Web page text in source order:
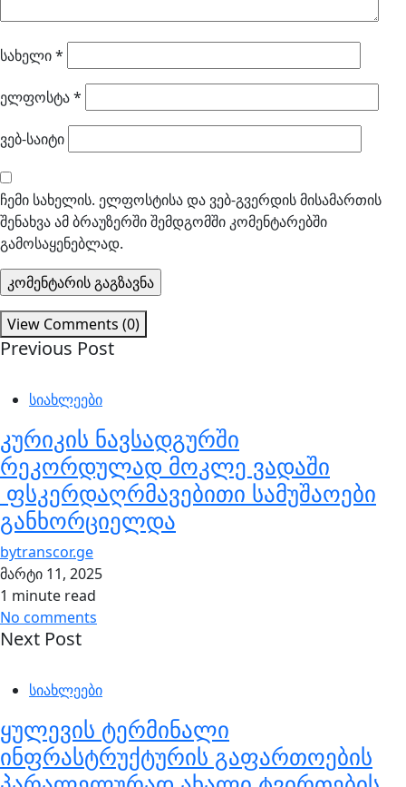
სახელი*
ელფოსტა*
ვებ-საიტი
ჩემი სახელის. ელფოსტისა და ვებ-გვერდის მისამართის
შენახვა ამ ბრაუზერში შემდგომში კომენტარებში
გამოსაყენებლად.
View Comments (0)
Previous Post
სიახლეები
კურიკის ნავსადგურში
რეკორდულად მოკლე ვადაში
ფსკერდაღრმავებითი სამუშაოები
განხორციელდა
bytranscor.ge
მარტი 11, 2025
1 minute read
No comments
Next Post
სიახლეები
ყულევის ტერმინალი
ინფრასტრუქტურის გაფართოების